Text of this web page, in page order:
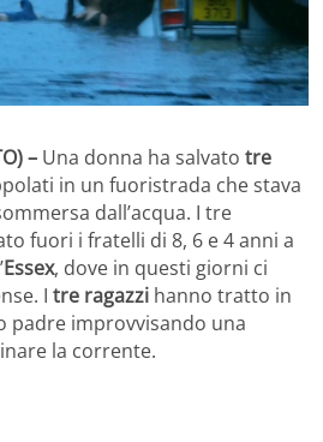
– Una donna ha salvato tre
in un fuoristrada che stava
dall’acqua. I tre
fuori i fratelli di 8, 6 e 4 anni a
Essex, dove in questi giorni ci
I tre ragazzi hanno tratto in
padre improvvisando una
la corrente.